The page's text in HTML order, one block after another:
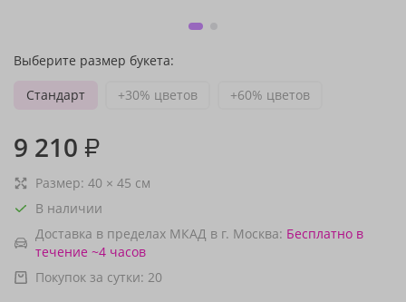
Выберите размер букета:
Стандарт
+30% цветов +60% цветов
9 210 ₽
Размер: 40 × 45 см
В наличии
Доставка в пределах МКАД в г. Москва: Бесплатно в
течение ~4 часов
Покупок за сутки: 20